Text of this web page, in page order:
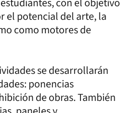
el potencial del arte, la
como motores de
se desarrollarán
ponencias
de obras. También